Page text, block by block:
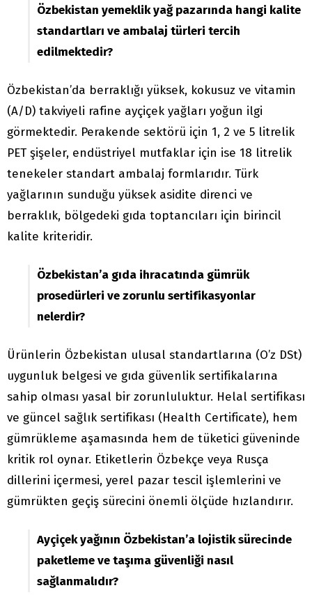
Özbekistan yemeklik yağ pazarında hangi kalite
standartları ve ambalaj türleri tercih
edilmektedir?
Özbekistan’da berraklığı yüksek, kokusuz ve vitamin
(A/D) takviyeli rafine ayçiçek yağları yoğun ilgi
görmektedir. Perakende sektörü için 1, 2 ve 5 litrelik
PET şişeler, endüstriyel mutfaklar için ise 18 litrelik
tenekeler standart ambalaj formlarıdır. Türk
yağlarının sunduğu yüksek asidite direnci ve
berraklık, bölgedeki gıda toptancıları için birincil
kalite kriteridir.
Özbekistan’a gıda ihracatında gümrük
prosedürleri ve zorunlu sertifikasyonlar
nelerdir?
Ürünlerin Özbekistan ulusal standartlarına (O’z DSt)
uygunluk belgesi ve gıda güvenlik sertifikalarına
sahip olması yasal bir zorunluluktur. Helal sertifikası
ve güncel sağlık sertifikası (Health Certificate), hem
gümrükleme aşamasında hem de tüketici güveninde
kritik rol oynar. Etiketlerin Özbekçe veya Rusça
dillerini içermesi, yerel pazar tescil işlemlerini ve
gümrükten geçiş sürecini önemli ölçüde hızlandırır.
Ayçiçek yağının Özbekistan’a lojistik sürecinde
paketleme ve taşıma güvenliği nasıl
sağlanmalıdır?